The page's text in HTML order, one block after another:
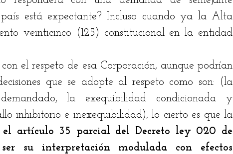
está expectante? Incluso cuando ya la Alta
veinticinco (125) constitucional en la entidad
el respeto de esa Corporación, aunque podrían
que se adopte al respeto como son: (la
la exequibilidad condicionada y
inhibitorio e inexequibilidad), lo cierto es que la
el artículo 35 parcial del Decreto ley 020 de
su interpretación modulada con efectos